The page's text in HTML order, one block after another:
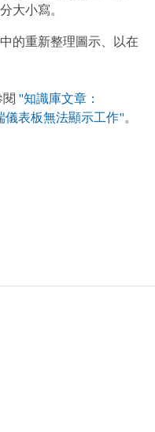
大小寫。
的重新整理圖示、以在
"知識庫文章：
儀表板無法顯示工作"。